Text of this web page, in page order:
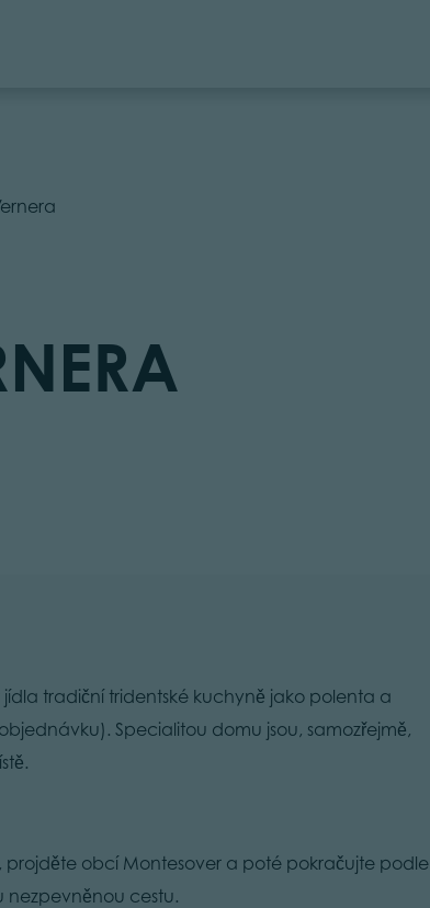
tradiční tridentské kuchyně jako polenta a
Specialitou domu jsou, samozřejmě,
projděte obcí Montesover a poté pokračujte podle
nezpevněnou cestu.